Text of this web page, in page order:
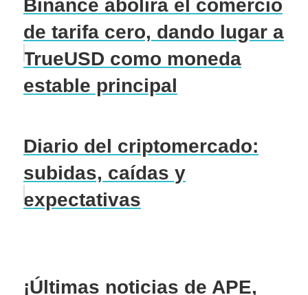
Binance abolirá el comercio
de tarifa cero, dando lugar a
TrueUSD como moneda
estable principal
Diario del criptomercado:
subidas, caídas y
expectativas
¡Últimas noticias de APE,